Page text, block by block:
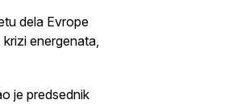
dela Evrope
energenata,
je predsednik